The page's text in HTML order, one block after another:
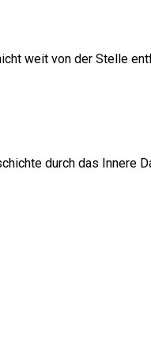
weit von der Stelle
durch das Innere